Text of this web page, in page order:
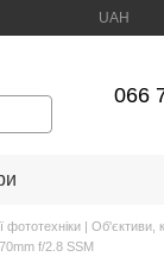
UAH
066
| Об'єктиви,
f/2.8 SSM